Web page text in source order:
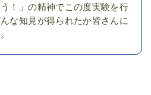
！」の精神でこの度実験を行
な知見が得られたか皆さんに